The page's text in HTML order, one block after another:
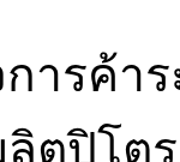
ารค้า
ตปิโต